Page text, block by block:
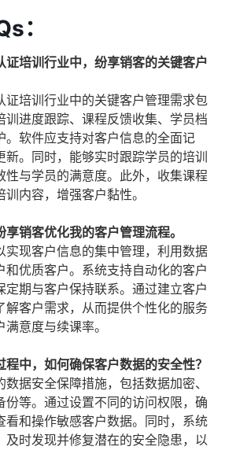
：
证培训行业中，纷享销客的关键客户
证培训行业中的关键客户管理需求包
训进度跟踪、课程反馈收集、学员档
。软件应支持对客户信息的全面记
新。同时，能够实时跟踪学员的培训
性与学员的满意度。此外，收集课程
内容，增强客户黏性。
销客优化我的客户管理流程。
实现客户信息的集中管理，利用数据
和优质客户。系统支持自动化的客户
定期与客户保持联系。通过建立客户
解客户需求，从而提供个性化的服务
意度与续课率。
中，如何确保客户数据的安全性？
据安全保障措施，包括数据加密、
份等。通过设置不同的访问权限，确
看和操作敏感客户数据。同时，系统
及时发现并修复潜在的安全隐患，以